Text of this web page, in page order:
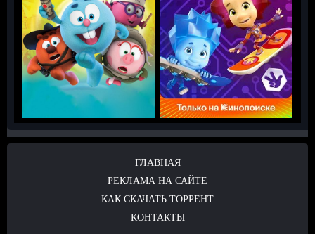
ГЛАВНАЯ
РЕКЛАМА НА САЙТЕ
КАК СКАЧАТЬ ТОРРЕНТ
КОНТАКТЫ